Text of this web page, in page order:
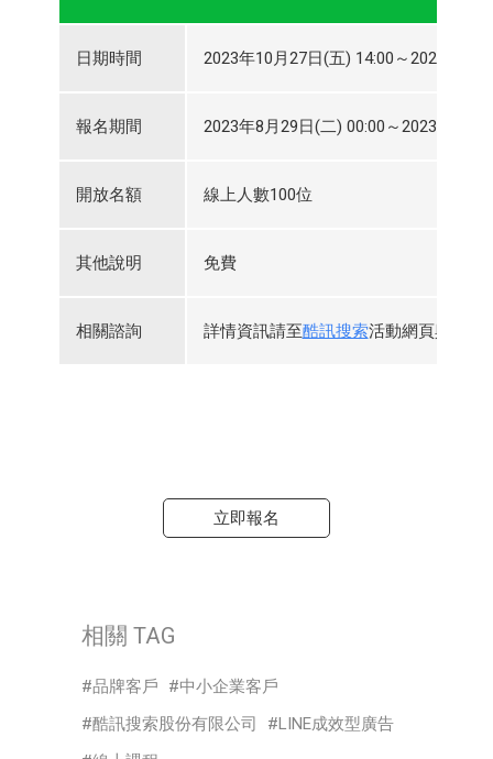
日期時間 2023年10月27日(五) 14:00～2023年10
報名期間 2023年8月29日(二) 00:00～2023年10月
開放名額 線上人數100位
其他說明 免費
相關諮詢 詳情資訊請至酷訊搜索活動網頁與查看
立即報名
相關 TAG
品牌客戶
中小企業客戶
酷訊搜索股份有限公司
LINE成效型廣告